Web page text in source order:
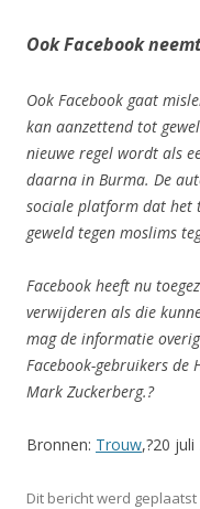
Ook Facebook
Ook Facebook gaat
kan aanzettend tot
nieuwe regel wordt als
daarna in Burma. De
sociale platform dat het
geweld tegen moslims
Facebook heeft nu
verwijderen als die
mag de informatie
Facebook-gebruikers de
Mark Zuckerberg.?
Bronnen: Trouw,?20 juli
Dit bericht werd geplaatst